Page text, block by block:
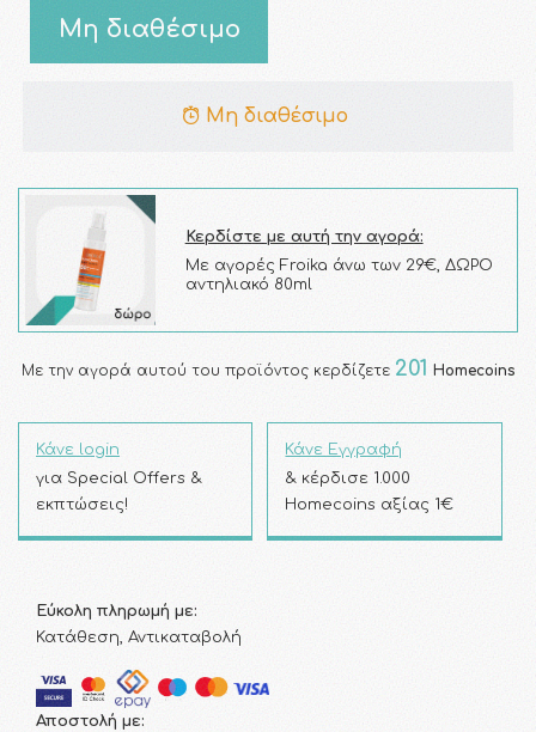
Μη διαθέσιμο
Μη διαθέσιμο
Κερδίστε με αυτή την αγορά:
Με αγορές Froika άνω των 29€, ΔΩΡΟ
αντηλιακό 80ml
Με την αγορά αυτού του προϊόντος κερδίζετε 201 Homecoins
Κάνε login
για Special Offers &
εκπτώσεις!
Κάνε Εγγραφή
& κέρδισε 1.000
Homecoins αξίας 1€
Εύκολη πληρωμή με:
Κατάθεση, Αντικαταβολή
Αποστολή με: